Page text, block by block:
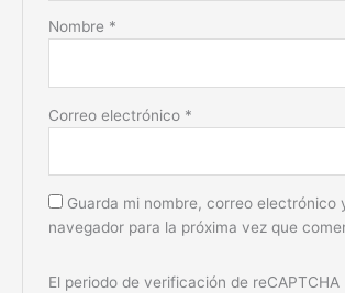
Nombre *
Correo electrónico *
Guarda mi nombre, correo electrónico
navegador para la próxima vez que
El periodo de verificación de